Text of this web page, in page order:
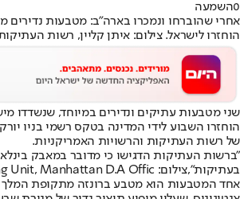
0השמעה
אחרי שהוברחו ונמכרו בארה״ב: מטבעות
הוחזרו לישראל. צילום: איתן קליין, רשות
שני מטבעות עתיקים ונדירים במיוחד, שנשדדו
הוחזרו השבוע לידי המדינה בטקס רשמי בניו
של רשות העתיקות והרשויות האמריקניות.
"ברשות העתיקות הדגישו כי מדובר במאבק
בעתיקות",צילום: Antiquities Trafficking Unit, Manhattan D.A Offic
אחד המטבעות הוא מטבע ברונזה מתקופת המלך